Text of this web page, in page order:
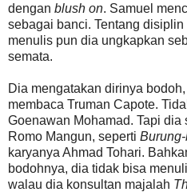
dengan blush on. Samuel
sebagai banci. Tentang
menulis pun dia ungkapkan
semata.
Dia mengatakan dirinya
membaca Truman Capote.
Goenawan Mohamad. Tapi
Romo Mangun, seperti
karyanya Ahmad Tohari.
bodohnya, dia tidak bisa
walau dia konsultan majalah